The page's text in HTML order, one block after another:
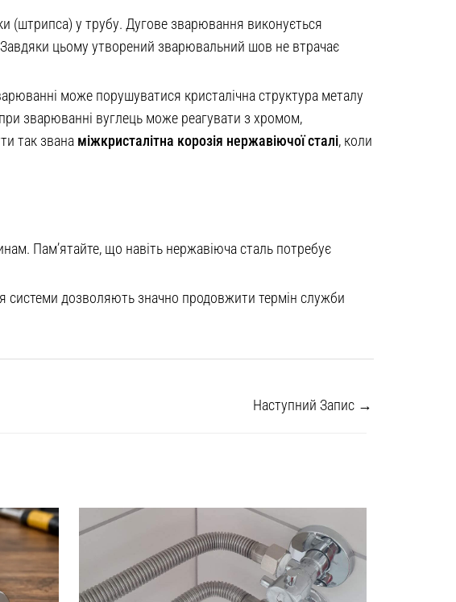
(штрипса) у трубу. Дугове зварювання виконується
цьому утворений зварювальний шов не втрачає
може порушуватися кристалічна структура металу
зварюванні вуглець може реагувати з хромом,
так звана міжкристалітна корозія нержавіючої сталі, коли
Пам’ятайте, що навіть нержавіюча сталь потребує
системи дозволяють значно продовжити термін служби
Наступний Запис →